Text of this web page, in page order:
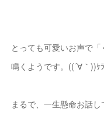
とっても可愛いお声で「
鳴くようです。((´∀｀))ｹ
まるで、一生懸命お話